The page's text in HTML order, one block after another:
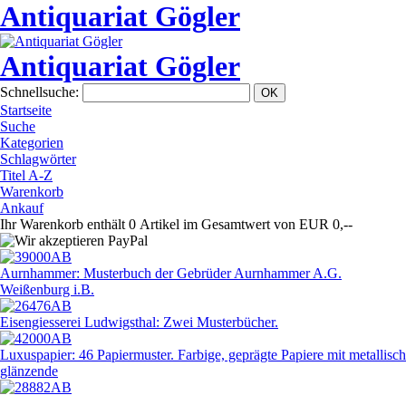
Antiquariat Gögler
Antiquariat Gögler
Schnellsuche:
Startseite
Suche
Kategorien
Schlagwörter
Titel A-Z
Warenkorb
Ankauf
Ihr Warenkorb enthält 0 Artikel im Gesamtwert von EUR 0,--
Aurnhammer: Musterbuch der Gebrüder Aurnhammer A.G.
Weißenburg i.B.
Eisengiesserei Ludwigsthal: Zwei Musterbücher.
Luxuspapier: 46 Papiermuster. Farbige, geprägte Papiere mit metallisch
glänzende